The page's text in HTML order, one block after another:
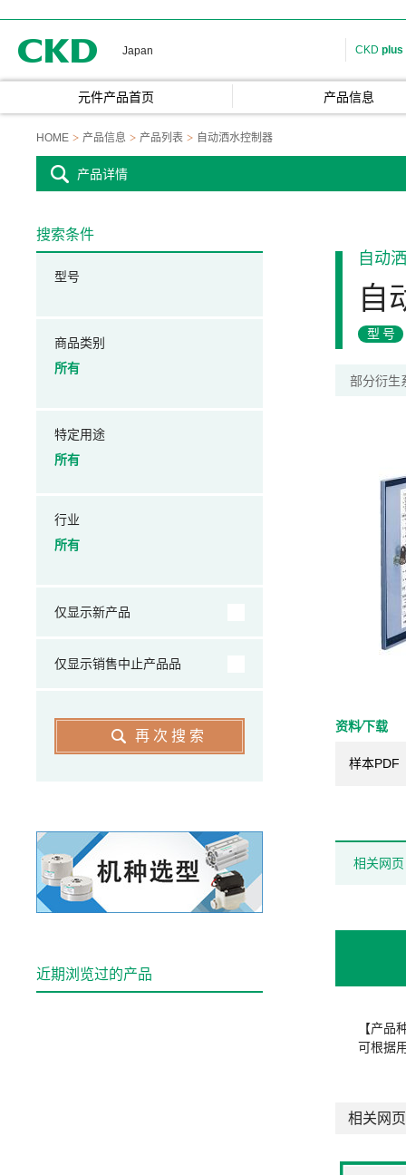
Japan CKD plus
元件产品首页 产品信息
HOME 产品信息 产品列表 自动洒水控制器
产品详情
自动
自
型号
部分衍生
资料⁄下载
样本PDF
相关网页
【产品
可根据
相关网页
搜索条件
型号
商品类别
所有
特定用途
所有
行业
所有
仅显示新产品
仅显示销售中止产品品
再次搜索
近期浏览过的产品